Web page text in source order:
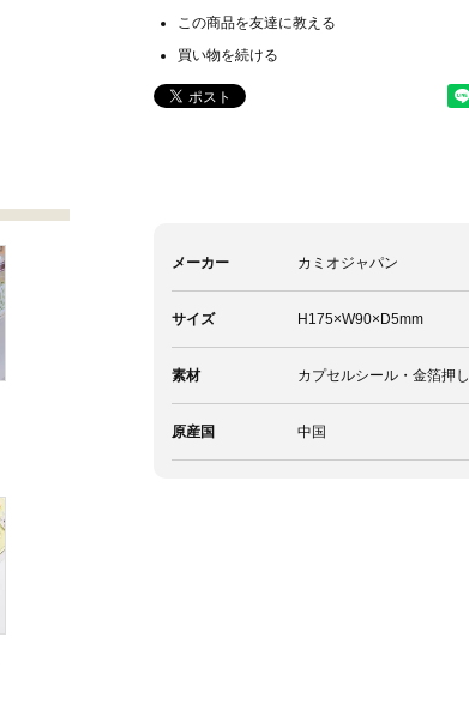
この商品を友達に教える
買い物を続ける
メーカー カミオジャパン
サイズ H175×W90×D5mm
素材 カプセルシール・金箔押し
原産国 中国